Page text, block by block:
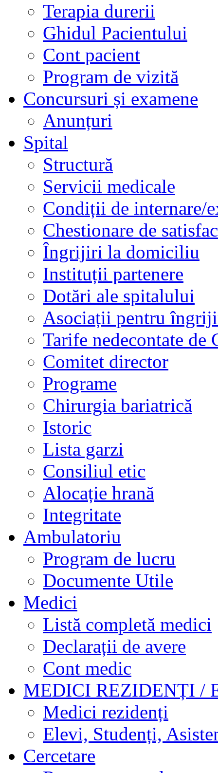
Terapia durerii
Ghidul Pacientului
Cont pacient
Program de vizită
Concursuri și examene
Anunțuri
Spital
Structură
Servicii medicale
Condiții de internare/
Chestionare de
Îngrijiri la domiciliu
Instituții partenere
Dotări ale spitalului
Asociații pentru
Tarife nedecontate de
Comitet director
Programe
Chirurgia bariatrică
Istoric
Lista garzi
Consiliul etic
Alocație hrană
Integritate
Ambulatoriu
Program de lucru
Documente Utile
Medici
Listă completă medici
Declarații de avere
Cont medic
MEDICI REZIDENȚI /
Medici rezidenți
Elevi, Studenți,
Cercetare